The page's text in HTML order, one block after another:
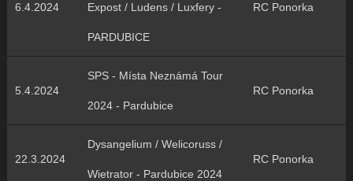
6.4.2024 Expost / Ludens / Luxfery -
PARDUBICE
RC Ponorka
5.4.2024
SPS - Místa Neznámá Tour
2024 - Pardubice
RC Ponorka
22.3.2024
Dysangelium / Welicoruss /
Wietrator - Pardubice 2024
RC Ponorka